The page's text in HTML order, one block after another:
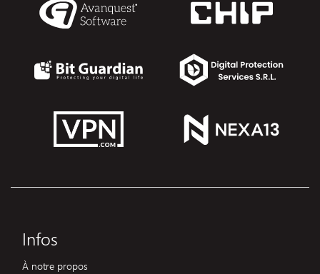
Infos
À notre propos